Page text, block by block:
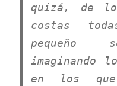
quizá, de
costas
pequeño
imaginando
en los que